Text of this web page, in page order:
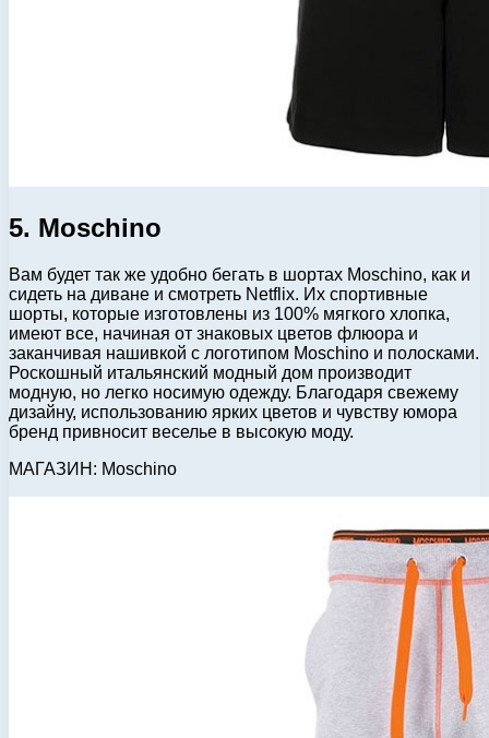
5. Moschino
Вам будет так же удобно бегать в шортах Moschino, как и
сидеть на диване и смотреть Netflix. Их спортивные
шорты, которые изготовлены из 100% мягкого хлопка,
имеют все, начиная от знаковых цветов флюора и
заканчивая нашивкой с логотипом Moschino и полосками.
Роскошный итальянский модный дом производит
модную, но легко носимую одежду. Благодаря свежему
дизайну, использованию ярких цветов и чувству юмора
бренд привносит веселье в высокую моду.
МАГАЗИН: Moschino